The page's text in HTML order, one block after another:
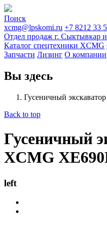
Поиск
xcmg@lpskomi.ru +7 8212 33
Отдел продаж г. Сыктывкар
Каталог спецтехники XCMG
Запчасти Лизинг О компании
Вы здесь
Гусеничный
Back to top
Гусеничный
XCMG
left